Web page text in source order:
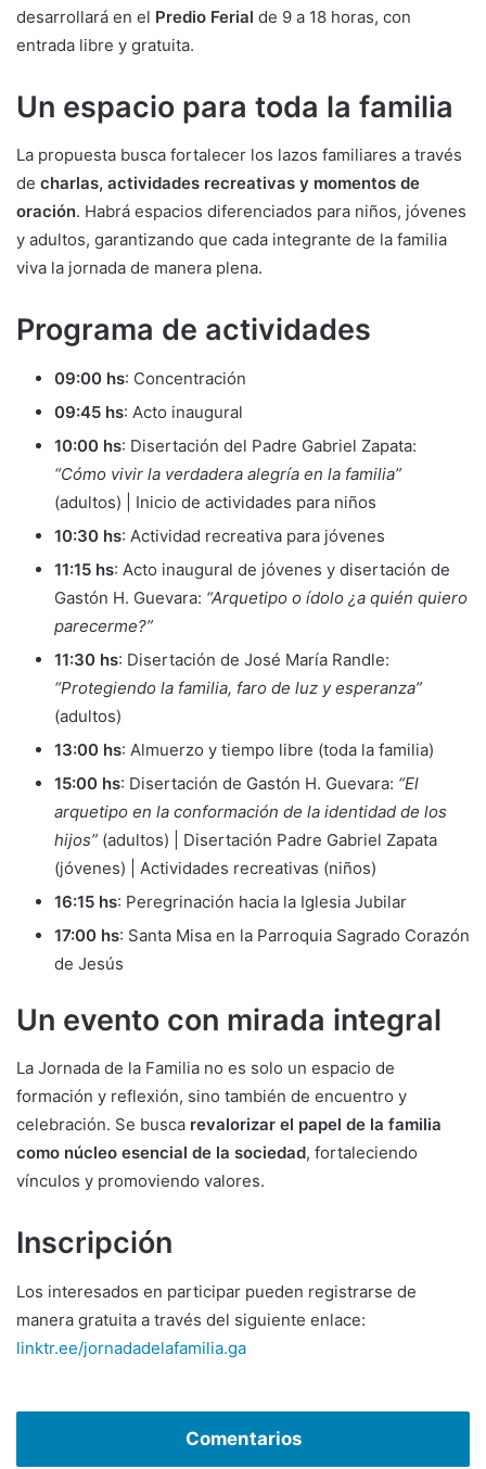
desarrollará en el Predio Ferial de 9 a 18 horas, con
entrada libre y gratuita.
Un espacio para toda la familia
La propuesta busca fortalecer los lazos familiares a través
de charlas, actividades recreativas y momentos de
oración. Habrá espacios diferenciados para niños, jóvenes
y adultos, garantizando que cada integrante de la familia
viva la jornada de manera plena.
Programa de actividades
09:00 hs: Concentración
09:45 hs: Acto inaugural
10:00 hs: Disertación del Padre Gabriel Zapata:
“Cómo vivir la verdadera alegría en la familia”
(adultos) | Inicio de actividades para niños
10:30 hs: Actividad recreativa para jóvenes
11:15 hs: Acto inaugural de jóvenes y disertación de
Gastón H. Guevara: “Arquetipo o ídolo ¿a quién quiero
parecerme?”
11:30 hs: Disertación de José María Randle:
“Protegiendo la familia, faro de luz y esperanza”
(adultos)
13:00 hs: Almuerzo y tiempo libre (toda la familia)
15:00 hs: Disertación de Gastón H. Guevara: “El
arquetipo en la conformación de la identidad de los
hijos” (adultos) | Disertación Padre Gabriel Zapata
(jóvenes) | Actividades recreativas (niños)
16:15 hs: Peregrinación hacia la Iglesia Jubilar
17:00 hs: Santa Misa en la Parroquia Sagrado Corazón
de Jesús
Un evento con mirada integral
La Jornada de la Familia no es solo un espacio de
formación y reflexión, sino también de encuentro y
celebración. Se busca revalorizar el papel de la familia
como núcleo esencial de la sociedad, fortaleciendo
vínculos y promoviendo valores.
Inscripción
Los interesados en participar pueden registrarse de
manera gratuita a través del siguiente enlace:
linktr.ee/jornadadelafamilia.ga
Comentarios